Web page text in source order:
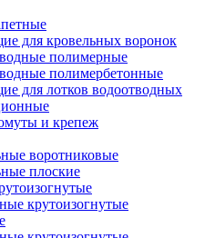
для кровельных воронок
полимерные
полимербетонные
для лотков водоотводных
и крепеж
воротниковые
плоские
крутоизогнутые